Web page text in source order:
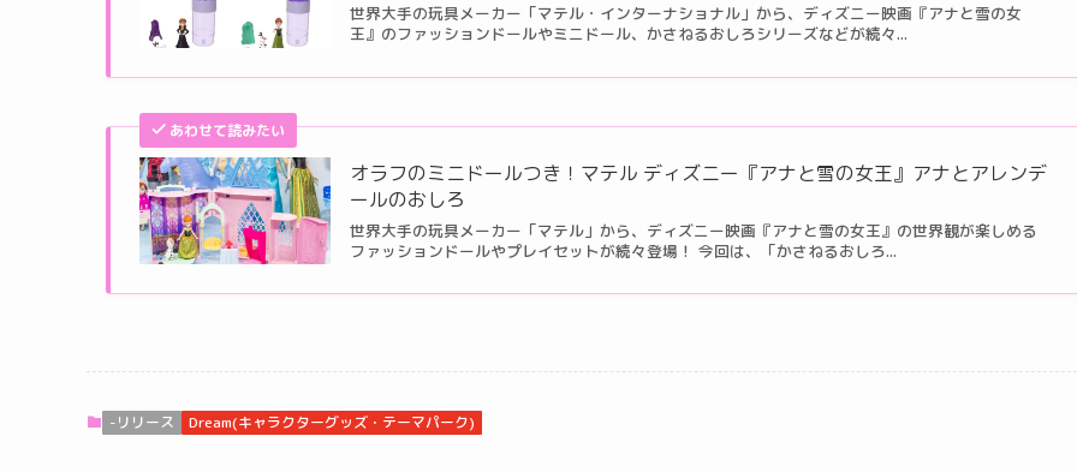
世界大手の玩具メーカー「マテル・インターナショナル」から、ディズニー映画『アナと雪の女
王』のファッションドールやミニドール、かさねるおしろシリーズなどが続々...
あわせて読みたい
オラフのミニドールつき！マテル ディズニー『アナと雪の女王』アナとアレンデ
ールのおしろ
世界大手の玩具メーカー「マテル」から、ディズニー映画『アナと雪の女王』の世界観が楽しめる
ファッションドールやプレイセットが続々登場！ 今回は、「かさねるおしろ...
-リリース Dream(キャラクターグッズ・テーマパーク)